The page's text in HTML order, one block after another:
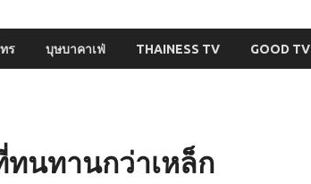
ร บุษบาคาเฟ่ THAINESS TV GOOD TV
นทานกว่าเหล็ก